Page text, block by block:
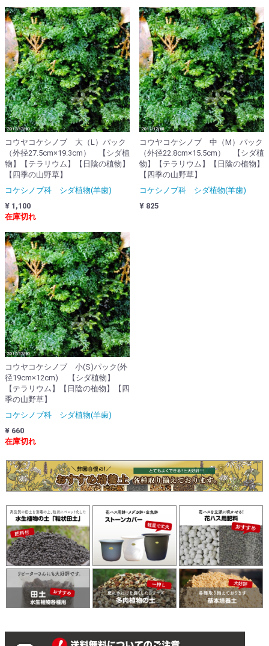
コウヤコケシノブ 大（L）パック
（外径27.5cm×19.3cm） 【シダ植
物】【テラリウム】【日陰の植物】
【四季の山野草】
コケシノブ科 シダ植物(羊歯)
¥ 1,100
在庫切れ
コウヤコケシノブ 中（M）パック
（外径22.8cm×15.5cm） 【シダ植
物】【テラリウム】【日陰の植物】
【四季の山野草】
コケシノブ科 シダ植物(羊歯)
¥ 825
コウヤコケシノブ 小(S)パック(外
径19cm×12cm) 【シダ植物】
【テラリウム】【日陰の植物】【四
季の山野草】
コケシノブ科 シダ植物(羊歯)
¥ 660
在庫切れ